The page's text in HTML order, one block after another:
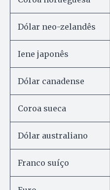
Dólar neo-zelandês
Iene japonês
Dólar canadense
Coroa sueca
Dólar australiano
Franco suíço